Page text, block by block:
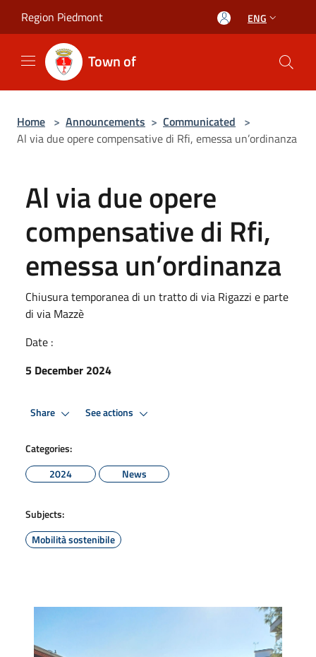
Region Piedmont ENG
Town of
Home > Announcements > Communicated >
Al via due opere compensative di Rfi, emessa un’ordinanza
Al via due opere
compensative di Rfi,
emessa un’ordinanza
Chiusura temporanea di un tratto di via Rigazzi e parte
di via Mazzè
Date :
5 December 2024
Share See actions
Categories:
2024
News
Subjects:
Mobilità sostenibile